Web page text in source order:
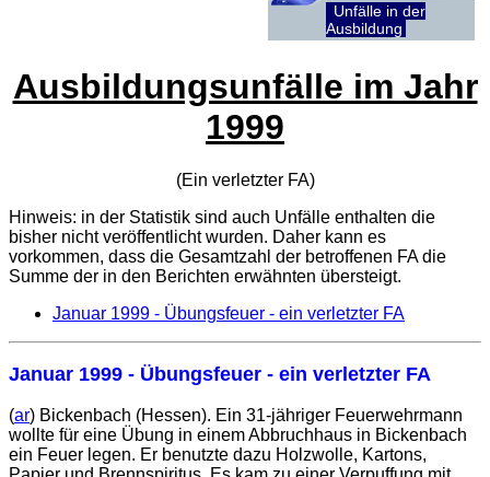
Unfälle in der
Ausbildung
Ausbildungsunfälle im Jahr
1999
(Ein verletzter FA)
Hinweis: in der Statistik sind auch Unfälle enthalten die
bisher nicht veröffentlicht wurden. Daher kann es
vorkommen, dass die Gesamtzahl der betroffenen FAdie
Summe der in den Berichten erwähnten übersteigt.
Januar 1999 - Übungsfeuer - ein verletzter FA
Januar 1999 - Übungsfeuer - ein verletzter FA
(ar) Bickenbach (Hessen). Ein 31-jähriger Feuerwehrmann
wollte für eine Übung in einem Abbruchhaus in Bickenbach
ein Feuer legen. Er benutzte dazu Holzwolle, Kartons,